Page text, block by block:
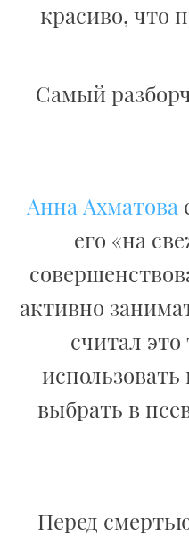
красиво, что
Самый
Анна Ахматова
его «на
активно
считал
выбрать в
Перед